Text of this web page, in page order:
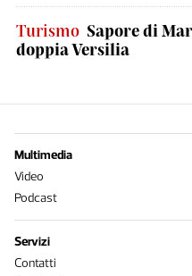
Turismo Sapore di
doppia Versilia
Multimedia
Video
Podcast
Servizi
Contatti